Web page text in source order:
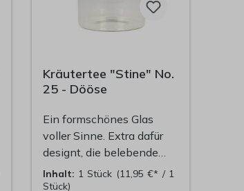
Kräutertee "Stine" No.
25 - Dööse
Ein formschönes Glas
voller Sinne. Extra dafür
designt, die belebende
Kräuter- und
Früchtemischung "Stine"
Inhalt: 1 Stück (11,95 €* / 1
Stück)